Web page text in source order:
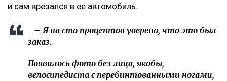
и сам врезался в ее автомобиль.
– Я на сто процентов уверена, что это был
заказ.
Появилось фото без лица, якобы,
велосипедиста с перебинтованными ногами,